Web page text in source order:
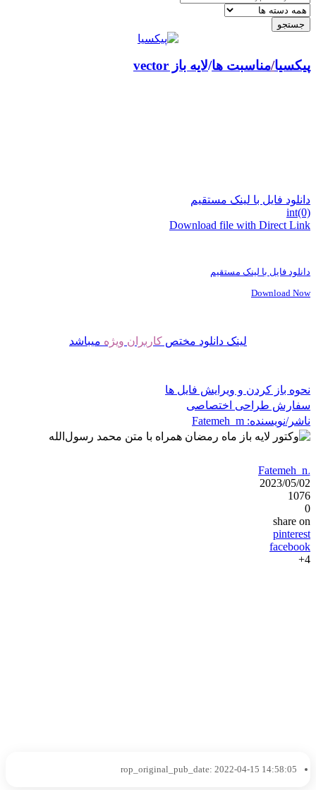
پیکسیا/ لایه باز vector مناسبت ها
دانلود فایل با لینک مستقیم
int(0)
Download file with Direct Link
دانلود فایل با لینک مستقیم
Download Now
لینک دانلود مختص کاربران ویژه میباشد
نحوه باز کردن و ویرایش فایل ها
سفارش طراحی اختصاصی
ناشر/نویسنده: Fatemeh_m
Fatemeh_m
2023/05/02
1076
0
share on
pinterest
facebook
4+
rop_original_pub_date: 2022-04-15 14:58:05